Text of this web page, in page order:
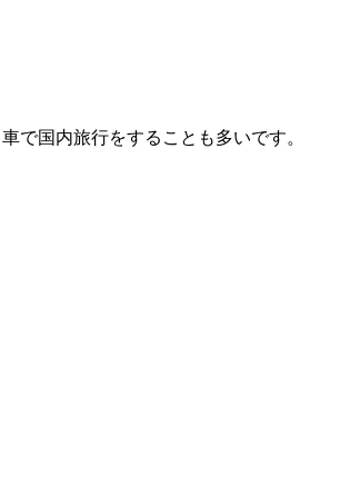
で国内旅行をすることも多いです。